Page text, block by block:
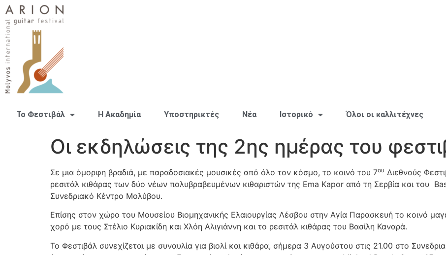
Το Φεστιβάλ H Ακαδημία Υποστηρικτές Νέα Ιστορικό Όλοι οι καλλιτέχνες
Οι εκδηλώσεις της 2ης ημέρας του
Σε μια όμορφη βραδιά, με παραδοσιακές μουσικές από όλο τον κόσμο, το κοινό του 7ου Διεθνούς
ρεσιτάλ κιθάρας των δύο νέων πολυβραβευμένων κιθαριστών της Ema Kapor από τη Σερβία και του
Συνεδριακό Κέντρο Μολύβου.
Επίσης στον χώρο του Μουσείου Βιομηχανικής Ελαιουργίας Λέσβου στην Αγία Παρασκευή το κοινό
χορό με τους Στέλιο Κυριακίδη και Χλόη Αλιγιάννη και το ρεσιτάλ κιθάρας του Βασίλη Καναρά.
Το Φεστιβάλ συνεχίζεται με συναυλία για βιολί και κιθάρα, σήμερα 3 Αυγούστου στις 21.00 στο